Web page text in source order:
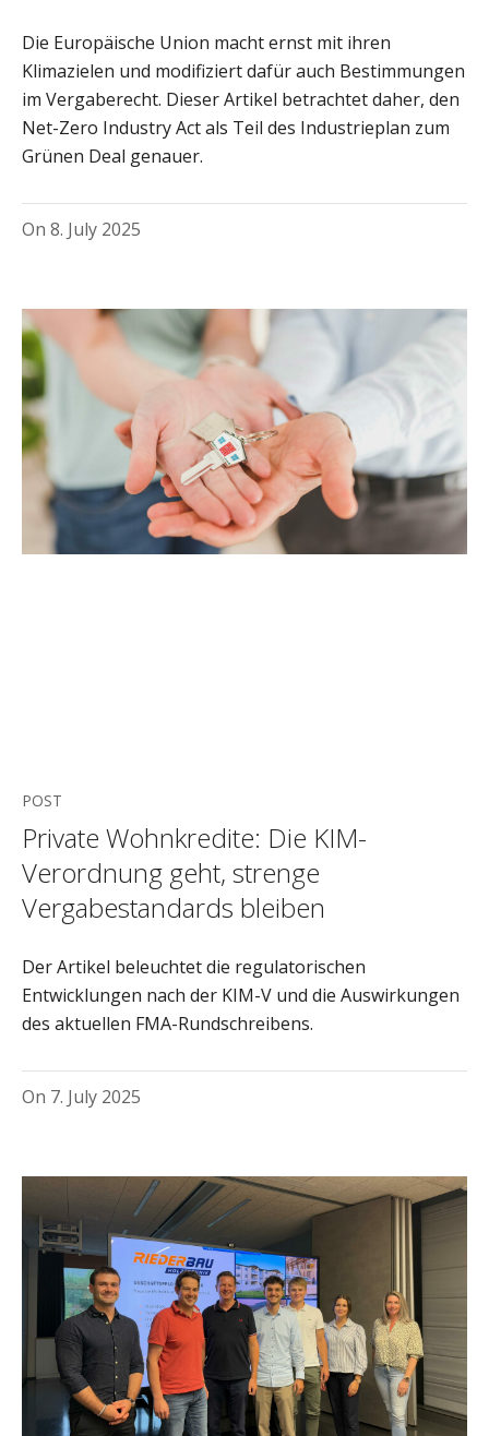
Die Europäische Union macht ernst mit ihren
Klimazielen und modifiziert dafür auch Bestimmungen
im Vergaberecht. Dieser Artikel betrachtet daher, den
Net-Zero Industry Act als Teil des Industrieplan zum
Grünen Deal genauer.
On 8. July 2025
POST
Private Wohnkredite: Die KIM-
Verordnung geht, strenge
Vergabestandards bleiben
Der Artikel beleuchtet die regulatorischen
Entwicklungen nach der KIM-V und die Auswirkungen
des aktuellen FMA-Rundschreibens.
On 7. July 2025